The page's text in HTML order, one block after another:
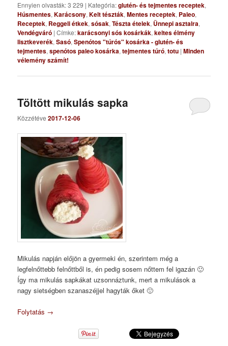
Ennyien olvasták: 3 229 | Kategória:glutén- és tejmentes receptek,
Húsmentes,Karácsony,Kelt tészták,Mentes receptek, Paleo,
Receptek, Reggeli étkek,sósak,Tészta ételek, Ünnepi asztalra,
Vendégváró |Címke:karácsonyi sós kosárkák,keltes élmény
lisztkeverék,Sasó,Spenótos "túrós" kosárka - glutén- és
tejmentes,spenótos paleo kosárka,tejmentes túró,totu |Minden
vélemény számít!
Töltött mikulás sapka
Közzétéve2017-12-06
Mikulás napján előjön a gyermeki én, szerintem még a
legfelnőttebb felnőttből is, én pedig sosem nőttem fel igazán 🙂
Így ma mikulás sapkákat uzsonnáztunk, mert a mikulások a
nagy sietségben szanaszéjjel hagyták őket 🙂
Folytatás →